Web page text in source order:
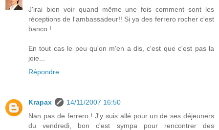
J'irai bien voir quand même une fois comment sont les
réceptions de l'ambassadeur!! Si ya des ferrero rocher c'est
banco !
En tout cas le peu qu'on m'en a dis, c'est que c'est pas la
joie...
Répondre
Krapax
14/11/2007 16:50
Nan pas de ferrero ! J'y suis allé pour un de ses déjeuners
du vendredi, bon c'est sympa pour rencontrer des